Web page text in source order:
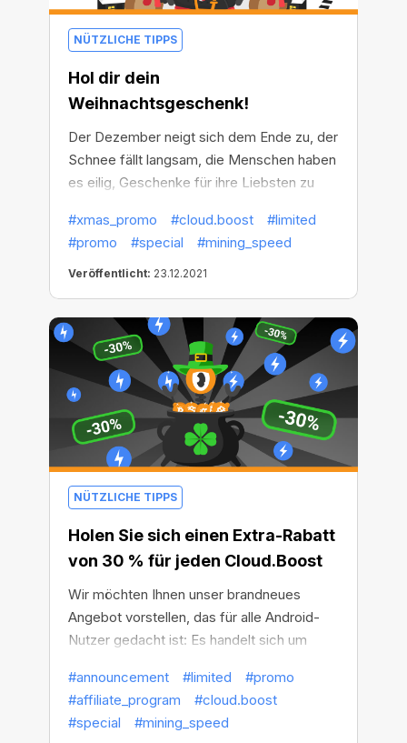
NÜTZLICHE TIPPS
Hol dir dein
Weihnachtsgeschenk!
Der Dezember neigt sich dem Ende zu, der
Schnee fällt langsam, die Menschen haben
es eilig, Geschenke für ihre Liebsten zu
bereits auf dem Weg. Aber Cryptobot hat
schon im Voraus alles vorbereitet und ein
Geschenk zusammengestellt, um
diejenigen zu erfreuen, die in diesem Jahr
effizienter, schneller und besser gemint
haben als alle anderen!
#xmas_promo #cloud.boost
#limited
#promo
#special #mining_speed
Veröffentlicht: 23.12.2021
NÜTZLICHE TIPPS
Holen Sie sich einen Extra-Rabatt
von 30 % für jeden Cloud.Boost
Wir möchten Ihnen unser brandneues
Angebot vorstellen, das für alle Android-
Nutzer gedacht ist: Es handelt sich um
Cloud.Boost-Multiplikatoren! Um den
Rabatt zu aktivieren, folgen Sie einfach
dem Link und erhalten Sie jeden Boost zu
#announcement #limited
#promo
#affiliate_program
#cloud.boost
#special
#mining_speed